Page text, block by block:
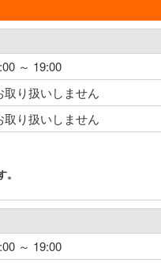
～ 19:00
取り扱いしません
取り扱いしません
～ 19:00